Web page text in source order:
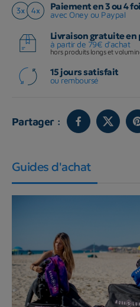
Paiement en 3 ou 4
avec Oney ou Paypal
Livraison gratuite en
à partir de 79€ d'achat
hors produits longs et
15 jours satisfait
ou remboursé
Partager :
Guides d'achat